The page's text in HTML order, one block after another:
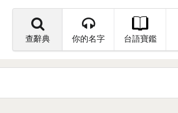
查辭典 你的名字 台語寶鑑